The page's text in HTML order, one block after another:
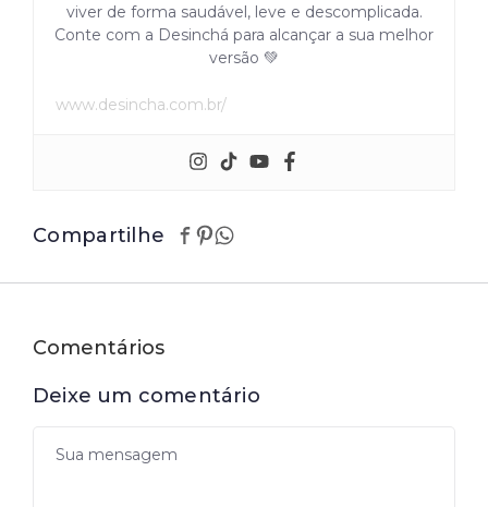
viver de forma saudável, leve e descomplicada.
Conte com a Desinchá para alcançar a sua melhor
versão 💚
www.desincha.com.br/
Compartilhe
Comentários
Deixe um comentário